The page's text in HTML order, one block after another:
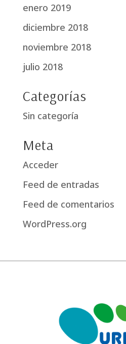
enero 2019
diciembre 2018
noviembre 2018
julio 2018
Categorías
Sin categoría
Meta
Acceder
Feed de entradas
Feed de comentarios
WordPress.org